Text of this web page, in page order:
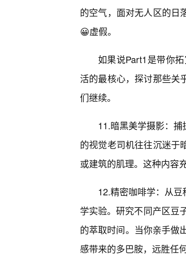
的空气，面对无人区的日
😀虚假。
如果说Part1是带你
活的最核心，探讨那些关
们继续。
11.暗黑美学摄影：
的视觉老司机往往沉迷于
或建筑的肌理。这种内容
12.精密咖啡学：从
学实验。研究不同产区豆
的萃取时间。当你亲手做
感带来的多巴胺，远胜任